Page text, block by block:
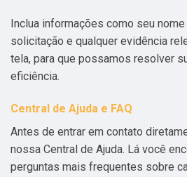
Inclua informações como seu
solicitação e qualquer evidência
tela, para que possamos resolver
eficiência.
Central de Ajuda e FAQ
Antes de entrar em contato
nossa Central de Ajuda. Lá você
perguntas mais frequentes sobre